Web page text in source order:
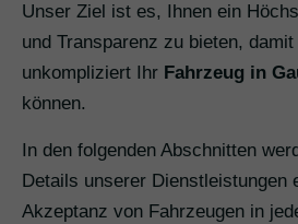
Unser Ziel ist es, Ihnen ein
und Transparenz zu bieten,
unkompliziert Ihr Fahrzeug in
können.
In den folgenden Abschnitten
Details unserer Dienstleistungen
Akzeptanz von Fahrzeugen in